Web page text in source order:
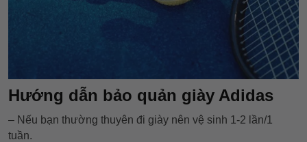
Hướng dẫn bảo quản giày Adidas
– Nếu bạn thường thuyên đi giày nên vệ sinh 1-2 lần/1
tuần.